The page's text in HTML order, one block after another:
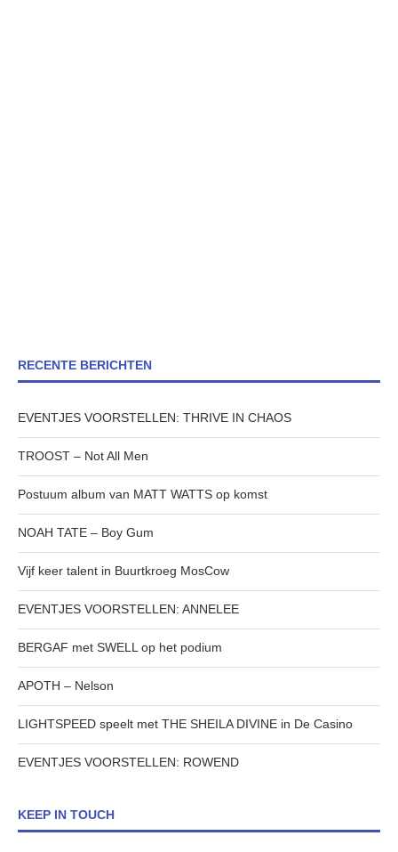
RECENTE BERICHTEN
EVENTJES VOORSTELLEN: THRIVE IN CHAOS
TROOST – Not All Men
Postuum album van MATT WATTS op komst
NOAH TATE – Boy Gum
Vijf keer talent in Buurtkroeg MosCow
EVENTJES VOORSTELLEN: ANNELEE
BERGAF met SWELL op het podium
APOTH – Nelson
LIGHTSPEED speelt met THE SHEILA DIVINE in De Casino
EVENTJES VOORSTELLEN: ROWEND
KEEP IN TOUCH